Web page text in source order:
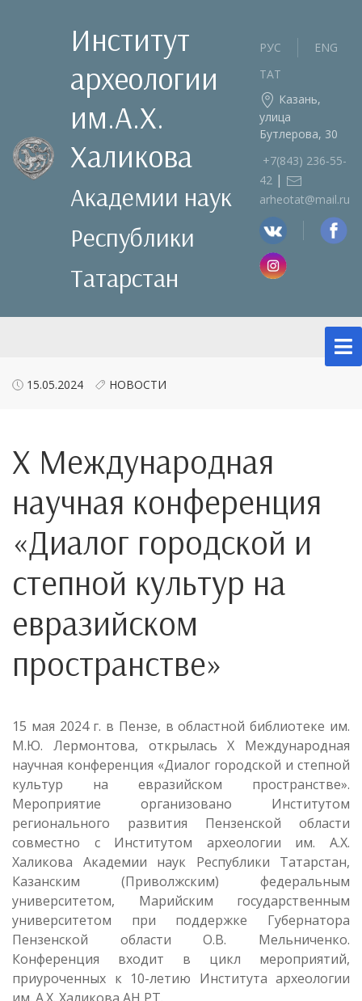
Институт
археологии
им.А.Х.
Халикова
Академии наук
Республики
Татарстан
РУС
ENG
ТАТ
Казань,
улица
Бутлерова, 30
+7(843) 236‑55-
42 |
arheotat@mail.ru
15.05.2024 НОВОСТИ
X Международная
научная конференция
«Диалог городской и
степной культур на
евразийском
пространстве»
15 мая 2024 г. в Пензе, в областной библиотеке им.
М.Ю. Лермонтова, открылась X Международная
научная конференция «Диалог городской и степной
культур на евразийском пространстве».
Мероприятие организовано Институтом
регионального развития Пензенской области
совместно с Институтом археологии им. А.Х.
Халикова Академии наук Республики Татарстан,
Казанским (Приволжским) федеральным
университетом, Марийским государственным
университетом при поддержке Губернатора
Пензенской области О.В. Мельниченко.
Конференция входит в цикл мероприятий,
приуроченных к 10-летию Института археологии